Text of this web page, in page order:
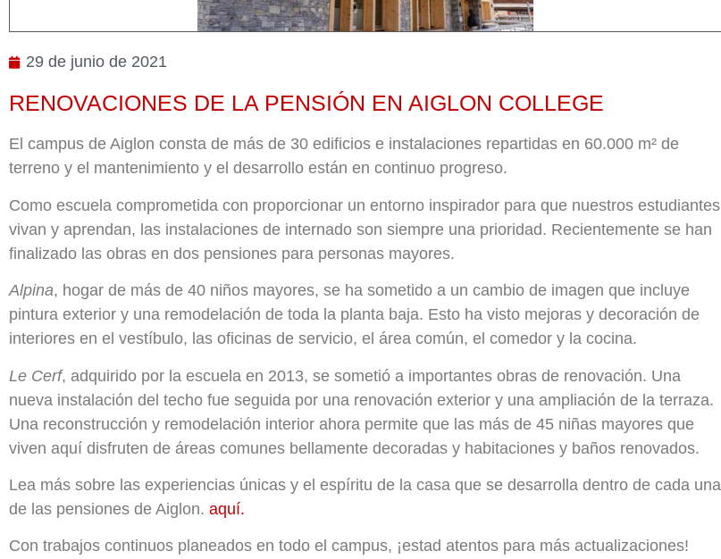
29 de junio de 2021
RENOVACIONES DE LA PENSIÓN EN AIGLON COLLEGE
El campus de Aiglon consta de más de 30 edificios e instalaciones repartidas en 60.000 m² de
terreno y el mantenimiento y el desarrollo están en continuo progreso.
Como escuela comprometida con proporcionar un entorno inspirador para que nuestros estudiantes
vivan y aprendan, las instalaciones de internado son siempre una prioridad. Recientemente se han
finalizado las obras en dos pensiones para personas mayores.
Alpina, hogar de más de 40 niños mayores, se ha sometido a un cambio de imagen que incluye
pintura exterior y una remodelación de toda la planta baja. Esto ha visto mejoras y decoración de
interiores en el vestíbulo, las oficinas de servicio, el área común, el comedor y la cocina.
Le Cerf, adquirido por la escuela en 2013, se sometió a importantes obras de renovación. Una
nueva instalación del techo fue seguida por una renovación exterior y una ampliación de la terraza.
Una reconstrucción y remodelación interior ahora permite que las más de 45 niñas mayores que
viven aquí disfruten de áreas comunes bellamente decoradas y habitaciones y baños renovados.
Lea más sobre las experiencias únicas y el espíritu de la casa que se desarrolla dentro de cada una
de las pensiones de Aiglon. aquí.
Con trabajos continuos planeados en todo el campus, ¡estad atentos para más actualizaciones!